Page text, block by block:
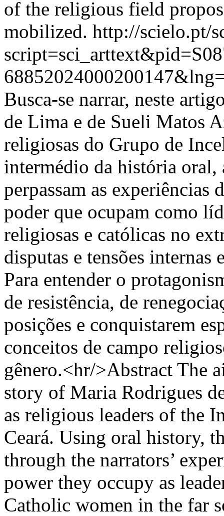
of the religious field
mobilized. http://scielo.pt/
Busca-se narrar, neste
de Lima e de Sueli Matos
religiosas do Grupo de
intermédio da história oral,
perpassam as experiências
poder que ocupam como
religiosas e católicas no
disputas e tensões internas
Para entender o
de resistência, de
posições e conquistarem
conceitos de campo
gênero.<hr/>Abstract The
story of Maria Rodrigues
as religious leaders of the
Ceará. Using oral history,
through the narrators’
power they occupy as
Catholic women in the far